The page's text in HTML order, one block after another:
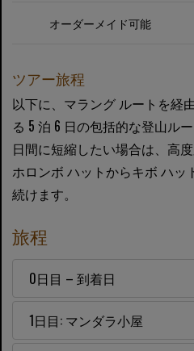
オーダーメイド可能
ツアー旅程
以下に、マラング ルートを経
る 5 泊 6 日の包括的な登山ル
日間に短縮したい場合は、高
ホロンボ ハットからキボ ハッ
続けます。
旅程
0日目 – 到着日
1日目: マンダラ小屋